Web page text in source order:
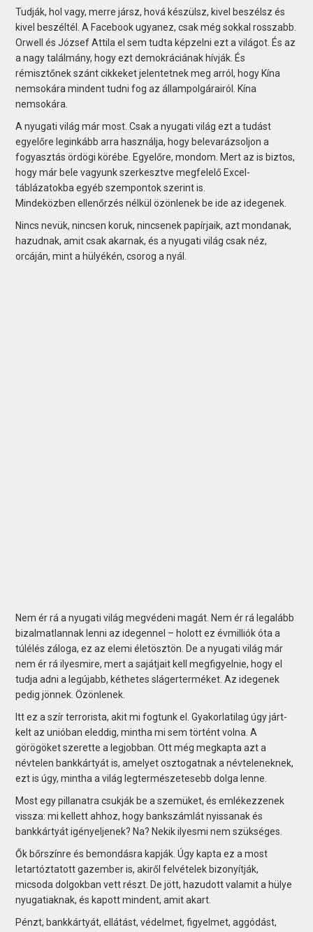
Tudják, hol vagy, merre jársz, hová készülsz, kivel beszélsz és
kivel beszéltél. A Facebook ugyanez, csak még sokkal rosszabb.
Orwell és József Attila el sem tudta képzelni ezt a világot. És az
a nagy találmány, hogy ezt demokráciának hívják. És
rémisztőnek szánt cikkeket jelentetnek meg arról, hogy Kína
nemsokára mindent tudni fog az állampolgárairól. Kína
nemsokára.
A nyugati világ már most. Csak a nyugati világ ezt a tudást
egyelőre leginkább arra használja, hogy belevarázsoljon a
fogyasztás ördögi körébe. Egyelőre, mondom. Mert az is biztos,
hogy már bele vagyunk szerkesztve megfelelő Excel-
táblázatokba egyéb szempontok szerint is.
Mindeközben ellenőrzés nélkül özönlenek be ide az idegenek.
Nincs nevük, nincsen koruk, nincsenek papírjaik, azt mondanak,
hazudnak, amit csak akarnak, és a nyugati világ csak néz,
orcáján, mint a hülyékén, csorog a nyál.
Nem ér rá a nyugati világ megvédeni magát. Nem ér rá legalább
bizalmatlannak lenni az idegennel – holott ez évmilliók óta a
túlélés záloga, ez az elemi életösztön. De a nyugati világ már
nem ér rá ilyesmire, mert a sajátjait kell megfigyelnie, hogy el
tudja adni a legújabb, kéthetes slágerterméket. Az idegenek
pedig jönnek. Özönlenek.
Itt ez a szír terrorista, akit mi fogtunk el. Gyakorlatilag úgy járt-
kelt az unióban eleddig, mintha mi sem történt volna. A
görögöket szerette a legjobban. Ott még megkapta azt a
névtelen bankkártyát is, amelyet osztogatnak a névteleneknek,
ezt is úgy, mintha a világ legtermészetesebb dolga lenne.
Most egy pillanatra csukják be a szemüket, és emlékezzenek
vissza: mi kellett ahhoz, hogy bankszámlát nyissanak és
bankkártyát igényeljenek? Na? Nekik ilyesmi nem szükséges.
Ők bőrszínre és bemondásra kapják. Úgy kapta ez a most
letartóztatott gazember is, akiről felvételek bizonyítják,
micsoda dolgokban vett részt. De jött, hazudott valamit a hülye
nyugatiaknak, és kapott mindent, amit akart.
Pénzt, bankkártyát, ellátást, védelmet, figyelmet, aggódást,